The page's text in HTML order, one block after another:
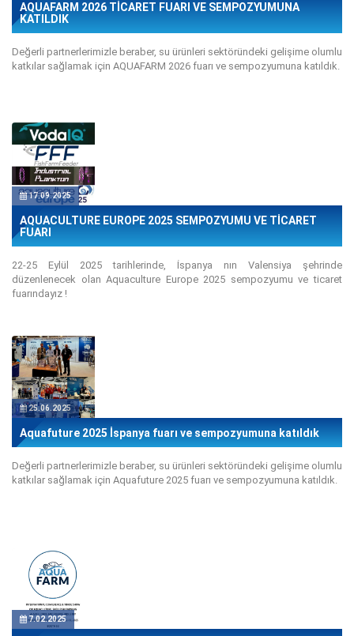
AQUAFARM 2026 TİCARET FUARI VE SEMPOZYUMUNA
KATILDIK
Değerli partnerlerimizle beraber, su ürünleri sektöründeki gelişime olumlu
katkılar sağlamak için AQUAFARM 2026 fuarı ve sempozyumuna katıldık.
17.09.2025
AQUACULTURE EUROPE 2025 SEMPOZYUMU VE TİCARET
FUARI
22-25 Eylül 2025 tarihlerinde, İspanya nın Valensiya şehrinde
düzenlenecek olan Aquaculture Europe 2025 sempozyumu ve ticaret
fuarındayız !
25.06.2025
Aquafuture 2025 İspanya fuarı ve sempozyumuna katıldık
Değerli partnerlerimizle beraber, su ürünleri sektöründeki gelişime olumlu
katkılar sağlamak için Aquafuture 2025 fuarı ve sempozyumuna katıldık.
7.02.2025